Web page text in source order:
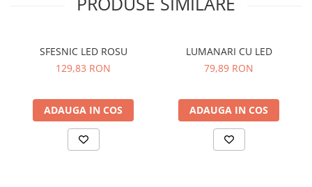
SFESNIC LED ROSU
129,83 RON
ADAUGA IN COS
LUMANARI CU LED
79,89 RON
ADAUGA IN COS